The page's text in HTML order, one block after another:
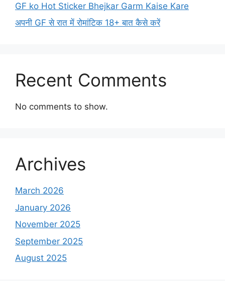
GF ko Hot Sticker Bhejkar Garm Kaise Kare
अपनी GF से रात में रोमांटिक 18+ बात कैसे करें
Recent Comments
No comments to show.
Archives
March 2026
January 2026
November 2025
September 2025
August 2025